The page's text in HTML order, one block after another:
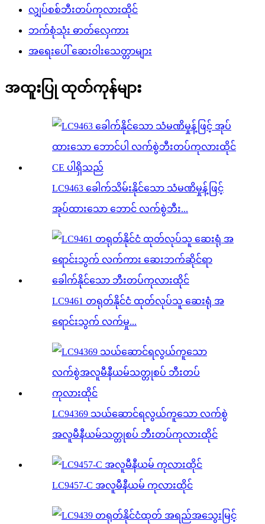
လျှပ်စစ်ဘီးတပ်ကုလားထိုင်
ဘက်စုံသုံး ဓာတ်လှေကား
အရေးပေါ် ဆေးဝါးသေတ္တာများ
အထူးပြု ထုတ်ကုန်များ
LC9463 ခေါက်သိမ်းနိုင်သော သံမဏိမှုန့်ဖြင့်
အုပ်ထားသော ဘောင် လက်စွဲဘီး...
LC9461 တရုတ်နိုင်ငံ ထုတ်လုပ်သူ ဆေးရုံ အ
ရောင်းသွက် လက်မှု...
LC94369 သယ်ဆောင်ရလွယ်ကူသော လက်စွဲ
အလူမီနီယမ်သတ္တုစပ် ဘီးတပ်ကုလားထိုင်
LC9457-C အလူမီနီယမ် ကုလားထိုင်